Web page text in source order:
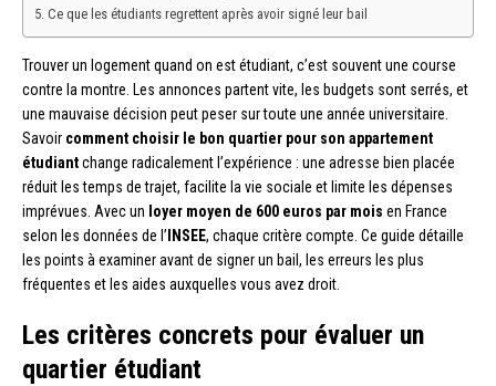
Ce que les étudiants regrettent après avoir signé leur bail
Trouver un logement quand on est étudiant, c’est souvent une course
contre la montre. Les annonces partent vite, les budgets sont serrés, et
une mauvaise décision peut peser sur toute une année universitaire.
Savoir comment choisir le bon quartier pour son appartement
étudiantchange radicalement l’expérience : une adresse bien placée
réduit les temps de trajet, facilite la vie sociale et limite les dépenses
imprévues. Avec un loyer moyen de 600 euros par mois en France
selon les données de l’ INSEE, chaque critère compte. Ce guide détaille
les points à examiner avant de signer un bail, les erreurs les plus
fréquentes et les aides auxquelles vous avez droit.
Les critères concrets pour évaluer un
quartier étudiant